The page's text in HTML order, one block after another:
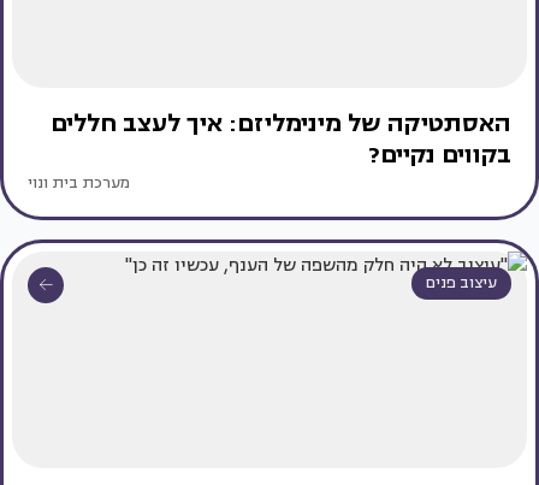
האסתטיקה של מינימליזם: איך לעצב חללים
בקווים נקיים?
מערכת בית ונוי
עיצוב פנים